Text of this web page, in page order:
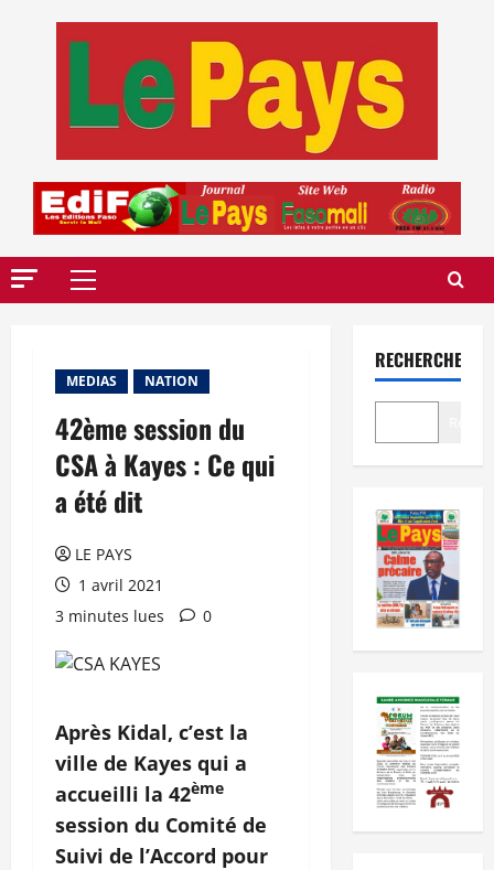
Menu
MEDIAS NATION
42ème session du
CSA à Kayes : Ce qui
a été dit
LE PAYS
1 avril 2021
3 minutes lues
0
Après Kidal, c’est la
ville de Kayes qui a
accueilli la 42ème
session du Comité de
Suivi de l’Accord pour
RECHERCHER